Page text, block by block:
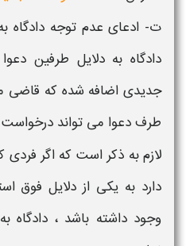
ت- ادعای عدم توجه دادگاه
دادگاه به دلایل طرفین
جدیدی اضافه شده که قاضی
طرف دعوا می تواند درخواست
لازم به ذکر است که اگر
دارد به یکی از دلایل فوق
وجود داشته باشد ،